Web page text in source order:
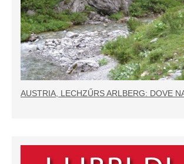
AUSTRIA, LECHZŰRS ARLBERG: DOVE